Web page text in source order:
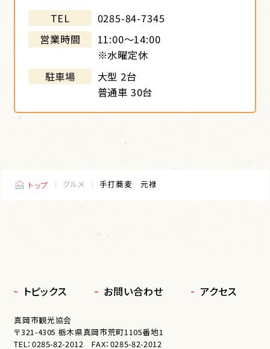
お問い合わせ
TEL
0285-84-7345
営業時間
11:00～14:00
※水曜定休
駐車場
大型 2台
普通車 30台
トップ グルメ 手打蕎麦 元禄
トピックス お問い合わせ アクセス
真岡市観光協会
〒321-4305 栃木県真岡市荒町1105番地1
TEL： 0285-82-2012 FAX：0285-82-2012